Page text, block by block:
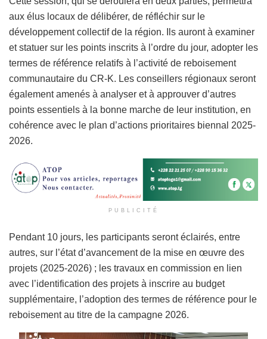
aux élus locaux de délibérer, de réfléchir sur le
développement collectif de la région. Ils auront à examiner
et statuer sur les points inscrits à l’ordre du jour, adopter les
termes de référence relatifs à l’activité de reboisement
communautaire du CR-K. Les conseillers régionaux seront
également amenés à analyser et à approuver d’autres
points essentiels à la bonne marche de leur institution, en
cohérence avec le plan d’actions prioritaires biennal 2025-
2026.
PUBLICITÉ
Pendant 10 jours, les participants seront éclairés, entre
autres, sur l’état d’avancement de la mise en œuvre des
projets (2025-2026) ; les travaux en commission en lien
avec l’identification des projets à inscrire au budget
supplémentaire, l’adoption des termes de référence pour le
reboisement au titre de la campagne 2026.